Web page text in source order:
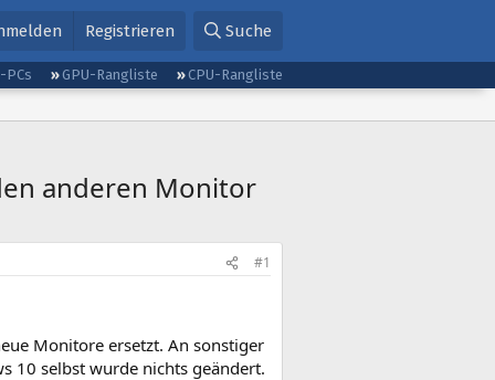
Registrieren Suche
PCs GPU-Rangliste
CPU-Rangliste
anderen Monitor
#1
Monitore ersetzt. An sonstiger
10 selbst wurde nichts geändert.